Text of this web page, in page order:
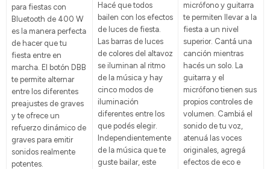
para fiestas con
Bluetooth de 400 W
es la manera perfecta
de hacer que tu
fiesta entre en
marcha. El botón DBB
te permite alternar
entre los diferentes
preajustes de graves
y te ofrece un
refuerzo dinámico de
graves para emitir
sonidos realmente
potentes.
Hacé que todos
bailen con los efectos
de luces de fiesta.
Las barras de luces
de colores del altavoz
se iluminan al ritmo
de la música y hay
cinco modos de
iluminación
diferentes entre los
que podés elegir.
Independientemente
de la música que te
guste bailar, este
micrófono y guitarra
te permiten llevar a la
fiesta a un nivel
superior. Cantá una
canción mientras
hacés un solo. La
guitarra y el
micrófono tienen sus
propios controles de
volumen. Cambiá el
sonido de tu voz,
atenuá las voces
originales, agregá
efectos de eco e